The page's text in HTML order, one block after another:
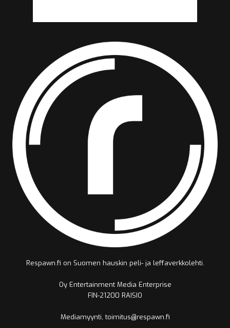
Respawn.fi on Suomen hauskin peli- ja leffaverkkolehti.
Oy Entertainment Media Enterprise
FIN-21200 RAISIO
Mediamyynti, toimitus@respawn.fi